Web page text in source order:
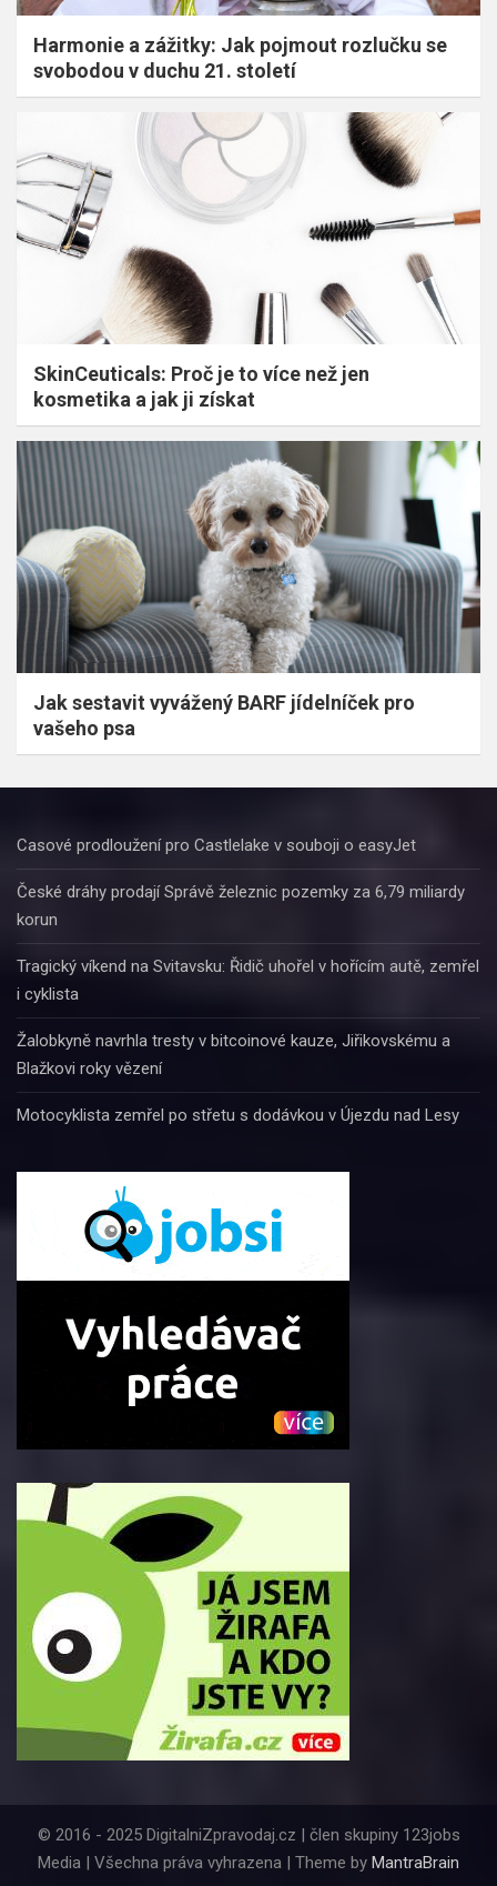
Harmonie a zážitky: Jak pojmout rozlučku se
svobodou v duchu 21. století
SkinCeuticals: Proč je to více než jen
kosmetika a jak ji získat
Jak sestavit vyvážený BARF jídelníček pro
vašeho psa
Casové prodloužení pro Castlelake v souboji o easyJet
České dráhy prodají Správě železnic pozemky za 6,79 miliardy
korun
Tragický víkend na Svitavsku: Řidič uhořel v hořícím autě, zemřel
i cyklista
Žalobkyně navrhla tresty v bitcoinové kauze, Jiřikovskému a
Blažkovi roky vězení
Motocyklista zemřel po střetu s dodávkou v Újezdu nad Lesy
© 2016 - 2025 DigitalniZpravodaj.cz | člen skupiny 123jobs
Media | Všechna práva vyhrazena | Theme by MantraBrain